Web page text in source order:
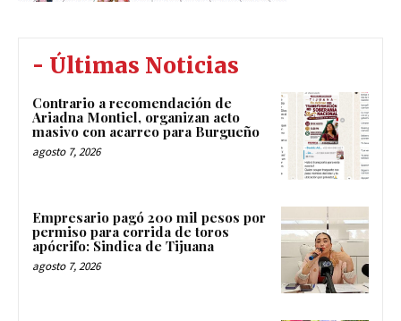
- Últimas Noticias
Contrario a recomendación de
Ariadna Montiel, organizan acto
masivo con acarreo para Burgueño
agosto 7, 2026
Empresario pagó 200 mil pesos por
permiso para corrida de toros
apócrifo: Sindica de Tijuana
agosto 7, 2026